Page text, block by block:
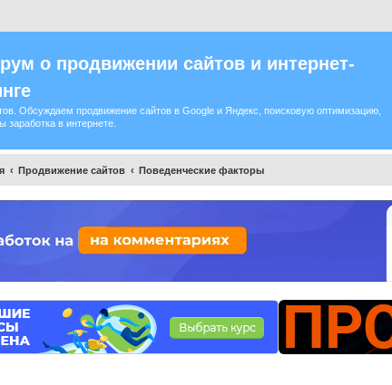
о продвижении сайтов и интернет-
Обсуждаем продвижение сайтов в Google и Яндекс, поисковую оптимизацию,
заработка в интернете.
Продвижение сайтов Поведенческие факторы